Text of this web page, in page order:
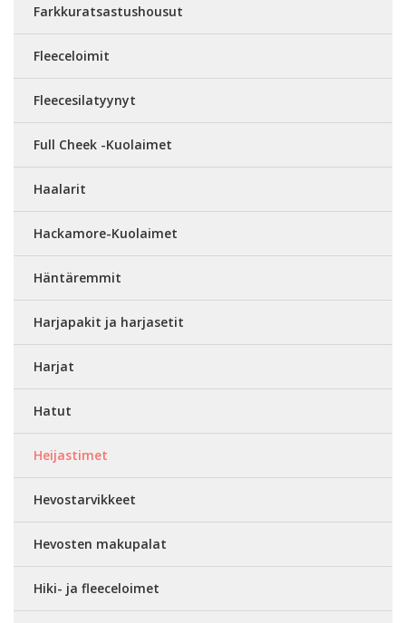
Farkkuratsastushousut
Fleeceloimit
Fleecesilatyynyt
Full Cheek -Kuolaimet
Haalarit
Hackamore-Kuolaimet
Häntäremmit
Harjapakit ja harjasetit
Harjat
Hatut
Heijastimet
Hevostarvikkeet
Hevosten makupalat
Hiki- ja fleeceloimet